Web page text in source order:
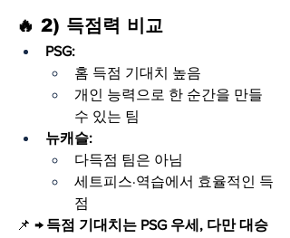
🔥 2) 득점력 비교
PSG:
홈 득점 기대치 높음
개인 능력으로 한 순간을 만들
수 있는 팀
뉴캐슬:
다득점 팀은 아님
세트피스·역습에서 효율적인 득
점
📌 → 득점 기대치는 PSG 우세, 다만 대승